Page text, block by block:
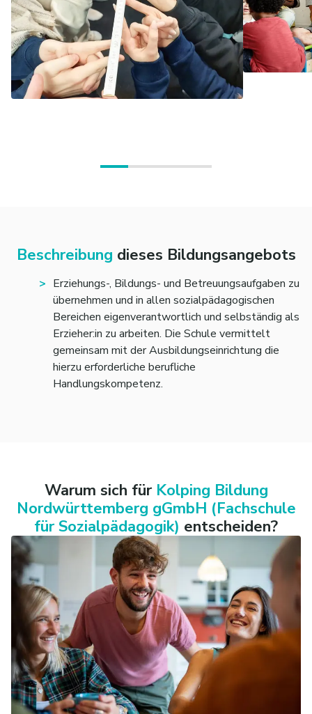
Beschreibung dieses Bildungsangebots
Erziehungs-, Bildungs- und Betreuungsaufgaben zu
übernehmen und in allen sozialpädagogischen
Bereichen eigenverantwortlich und selbständig als
Erzieher:in zu arbeiten. Die Schule vermittelt
gemeinsam mit der Ausbildungseinrichtung die
hierzu erforderliche berufliche
Handlungskompetenz.
Warum sich für Kolping Bildung
Nordwürttemberg gGmbH (Fachschule
für Sozialpädagogik) entscheiden?